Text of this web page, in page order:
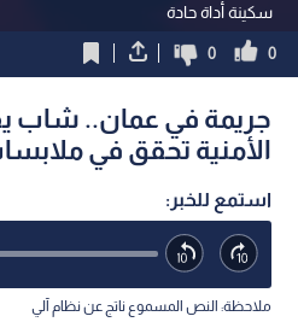
سكينة أداة حادة
0
0
جريمة في عمان.. شاب
الأمنية تحقق في
استمع للخبر:
ملاحظة: النص المسموع ناتج عن نظام آلي